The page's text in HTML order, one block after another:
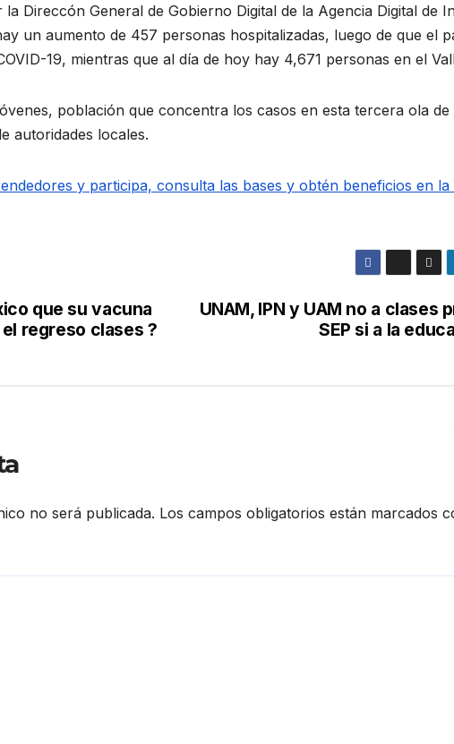
Direccón General de Gobierno Digital de la Agencia Digital de
un aumento de 457 personas hospitalizadas, luego de que el
19, mientras que al día de hoy hay 4,671 personas en el
población que concentra los casos en esta tercera ola de
autoridades locales.
y participa, consulta las bases y obtén beneficios en
UNAM, IPN y UAM no a clases
SEP si a la
que su vacuna
regreso clases ?
no será publicada. Los campos obligatorios están marcados